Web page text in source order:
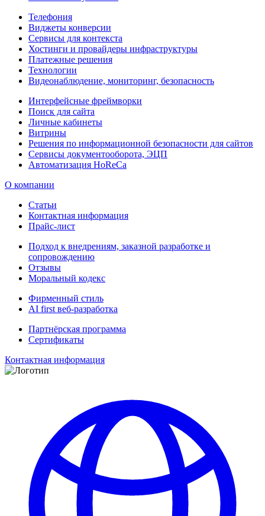
Телефония
Виджеты конверсии
Сервисы для контекста
Хостинги и провайдеры инфраструктуры
Платежные решения
Технологии
Видеонаблюдение, мониторинг, безопасность
Интерфейсные фреймворки
Поиск для сайта
Личные кабинеты
Витрины
Решения по информационной безопасности для сайтов
Сервисы документооборота, ЭЦП
Автоматизация HoReCa
О компании
Статьи
Контактная информация
Прайс-лист
Подход к внедрениям, заказной разработке и
сопровождению
Отзывы
Моральный кодекс
Фирменный стиль
AI first веб-разработка
Партнёрская программа
Сертификаты
Контактная информация